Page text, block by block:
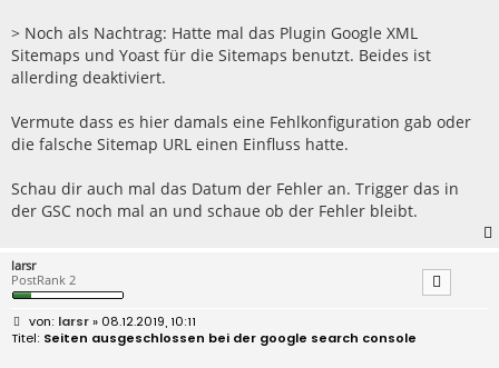
> Noch als Nachtrag: Hatte mal das Plugin Google XML
Sitemaps und Yoast für die Sitemaps benutzt. Beides ist
allerding deaktiviert.
Vermute dass es hier damals eine Fehlkonfiguration gab oder
die falsche Sitemap URL einen Einfluss hatte.
Schau dir auch mal das Datum der Fehler an. Trigger das in
der GSC noch mal an und schaue ob der Fehler bleibt.
larsr
PostRank 2
B
e
larsr» 08.12.2019, 10:11
Seiten ausgeschlossen bei der google search console